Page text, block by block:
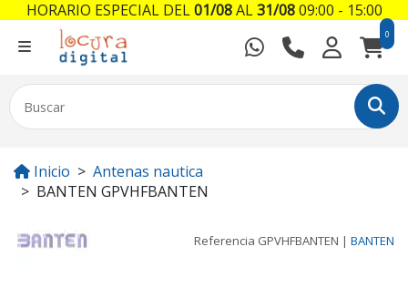
0
Inicio
Antenas nautica
BANTEN GPVHFBANTEN
Referencia GPVHFBANTEN | BANTEN
HORARIO ESPECIAL DEL01/08AL31/0809:00 - 15:00